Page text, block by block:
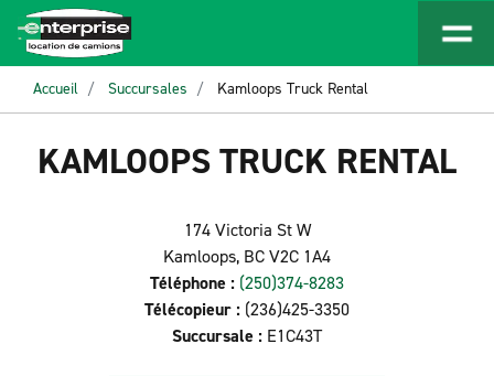
Accueil Succursales Kamloops Truck Rental
KAMLOOPS TRUCK RENTAL
174 Victoria St W
Kamloops, BC V2C 1A4
Téléphone : (250)374-8283
Télécopieur : (236)425-3350
Succursale : E1C43T